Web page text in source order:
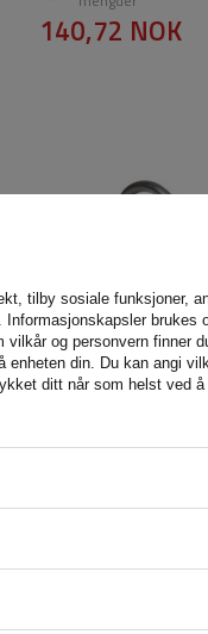
140,72 NOK
skinne for flyfrakt
Produkt tilgjengelig
tilby sosiale funksjoner,
brukes
vilkår og personvern finner
din. Du kan angi
ditt når som helst ved